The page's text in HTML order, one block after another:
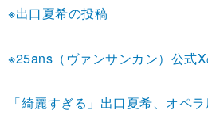
※出口夏希の投稿
※25ans（ヴァンサンカン）公式
「綺麗すぎる」出口夏希、オペ